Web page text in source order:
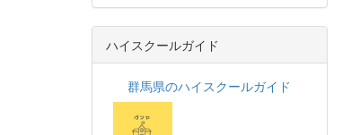
ハイスクールガイド
群馬県のハイスクールガイド